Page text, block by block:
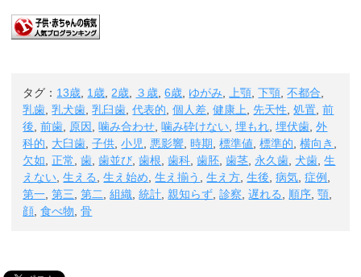
タグ： 13歳, 1歳,2歳, ３歳,6歳, ゆがみ,上顎,下顎,不都合,
乳歯,乳犬歯,乳臼歯,代表的,個人差,健康上,先天性,処置,前
後,前歯, 原因,噛み合わせ,噛み砕けない,埋もれ,埋伏歯,外
科的, 大臼歯,子供,小児,悪影響,時期,標準値,標準的,横向き ,
欠如,正常,歯,歯並び,歯根,歯科,歯胚,歯茎, 永久歯,犬歯,生
えない,生える,生え始め,生え揃う ,生え方,生後,病気,症例 ,
第一,第三,第二,組織,統計,親知らず,診察,遅れる, 順序,顎,
顔,食べ物,骨